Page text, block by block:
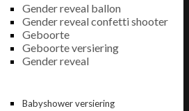
Gender reveal ballon
Gender reveal confetti shooter
Geboorte
Geboorte versiering
Gender reveal
Babyshower versiering